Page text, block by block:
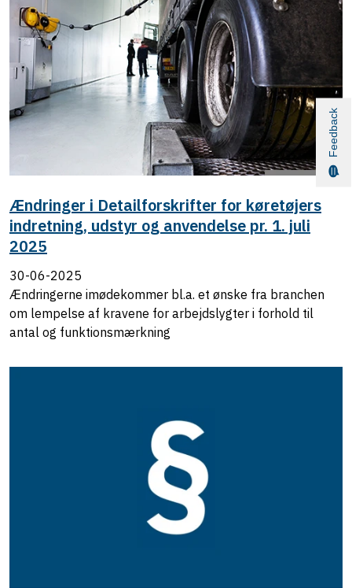
Ændringer i Detailforskrifter for køretøjers
indretning, udstyr og anvendelse pr. 1. juli
2025
30-06-2025
Ændringerne imødekommer bl.a. et ønske fra branchen
om lempelse af kravene for arbejdslygter i forhold til
antal og funktionsmærkning
Feedback